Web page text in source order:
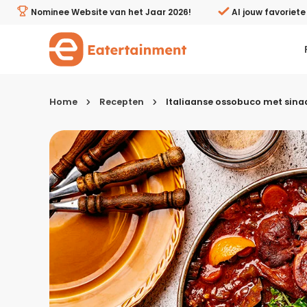
Italiaanse ossobuco met sinaasappel en kaneel -
Nominee Website van het Jaar 2026! Al jouw
Kies je menugang
Ontbijt
Lunch & brunch
Tussendoortjes
Voor- & tussengerechten
Home Recepten Italiaanse ossobuco met